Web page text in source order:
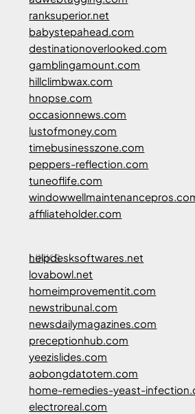
ranksuperior.net
babystepahead.com
destinationoverlooked.com
gamblingamount.com
hillclimbwax.com
hnopse.com
occasionnews.com
lustofmoney.com
timebusinesszone.com
peppers-reflection.com
tuneoflife.com
affiliateholder.com
LINKS
helpdesksoftwares.net
lovabowl.net
homeimprovementit.com
newstribunal.com
newsdailymagazines.com
preceptionhub.com
yeezislides.com
aobongdatotem.com
home-remedies-yeast-
electroreal.com